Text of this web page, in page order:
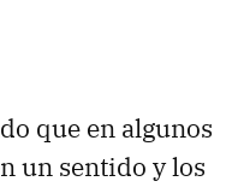
que en algunos
un sentido y los